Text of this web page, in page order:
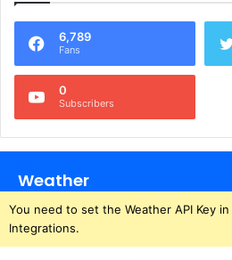
6,789
Fans
0
Subscribers
Weather
You need to set the Weather API Key
Integrations.